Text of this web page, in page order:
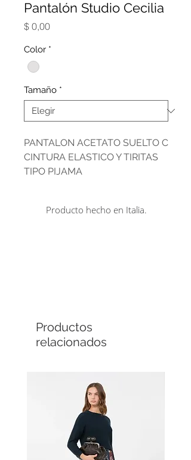
Pantalón Studio Cecilia
$ 0,00Precio
Color *
Tamaño *
PANTALON ACETATO SUELTO C
CINTURA ELASTICO Y TIRITAS
TIPO PIJAMA
Producto hecho en Italia.
Productos
relacionados